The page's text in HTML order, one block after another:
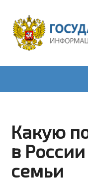
Какую
в
семьи